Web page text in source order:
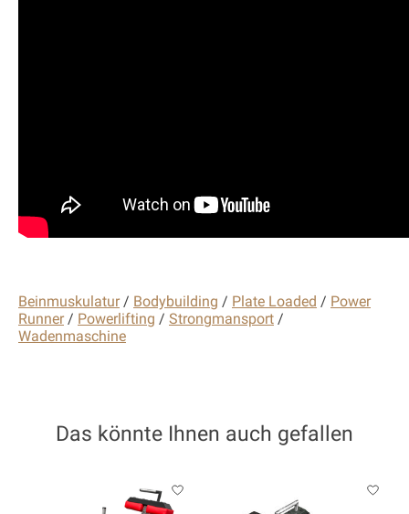
Beinmuskulatur/ Bodybuilding / Plate Loaded / Power
Runner/ Powerlifting / Strongmansport /
Wadenmaschine
Das könnte Ihnen auch gefallen
Produkt-Karussell-Artikel